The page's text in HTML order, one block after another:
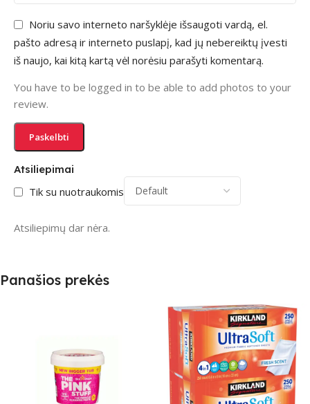
Atsiliepimai
Tik su nuotraukomis
Atsiliepimų dar nėra.
Noriu savo interneto naršyklėje išsaugoti vardą, el.
pašto adresą ir interneto puslapį, kad jų nebereiktų įvesti
iš naujo, kai kitą kartą vėl norėsiu parašyti komentarą.
You have to be logged in to be able to add photos to your
review.
Panašios prekės